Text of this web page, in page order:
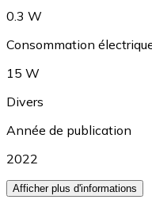
0.3 W
Consommation
15 W
Divers
Année de publication
2022
Afficher plus d'informations